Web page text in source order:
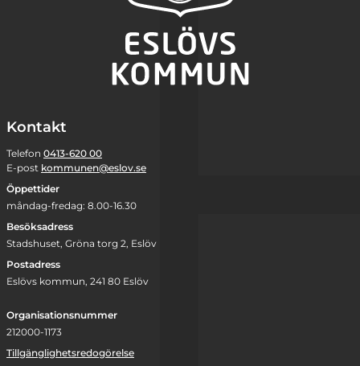
Kontakt
Telefon 0413-620 00
E-post kommunen@eslov.se
Öppettider
måndag-fredag: 8.00-16.30
Besöksadress
Stadshuset, Gröna torg 2, Eslöv
Postadress
Eslövs kommun, 241 80 Eslöv
Organisationsnummer
212000-1173
Tillgänglighetsredogörelse